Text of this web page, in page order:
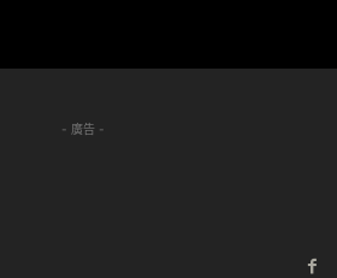
- 廣告 -